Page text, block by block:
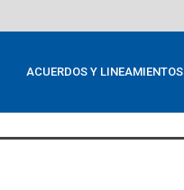
ACUERDOS Y LINEAMIENTOS